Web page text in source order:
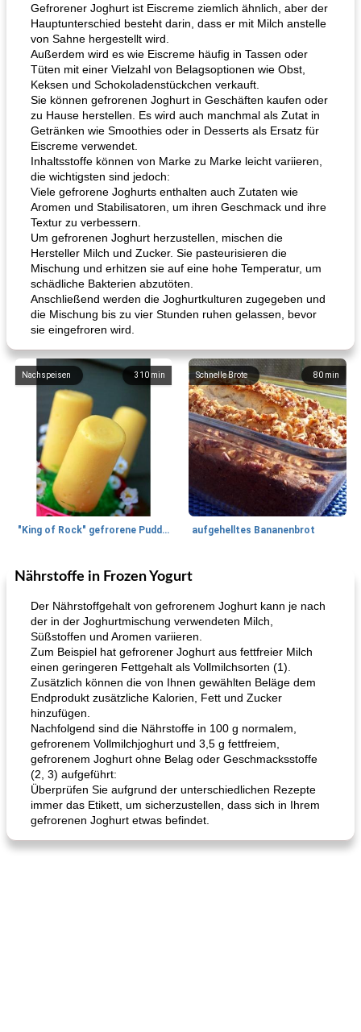
Gefrorener Joghurt ist Eiscreme ziemlich ähnlich, aber der
Hauptunterschied besteht darin, dass er mit Milch anstelle
von Sahne hergestellt wird.
Außerdem wird es wie Eiscreme häufig in Tassen oder
Tüten mit einer Vielzahl von Belagsoptionen wie Obst,
Keksen und Schokoladenstückchen verkauft.
Sie können gefrorenen Joghurt in Geschäften kaufen oder
zu Hause herstellen. Es wird auch manchmal als Zutat in
Getränken wie Smoothies oder in Desserts als Ersatz für
Eiscreme verwendet.
Inhaltsstoffe können von Marke zu Marke leicht variieren,
die wichtigsten sind jedoch:
Viele gefrorene Joghurts enthalten auch Zutaten wie
Aromen und Stabilisatoren, um ihren Geschmack und ihre
Textur zu verbessern.
Um gefrorenen Joghurt herzustellen, mischen die
Hersteller Milch und Zucker. Sie pasteurisieren die
Mischung und erhitzen sie auf eine hohe Temperatur, um
schädliche Bakterien abzutöten.
Anschließend werden die Joghurtkulturen zugegeben und
die Mischung bis zu vier Stunden ruhen gelassen, bevor
sie eingefroren wird.
310 min
Nachspeisen
"King of Rock" gefrorene Pudding Pops
80 min
Schnelle Brote
aufgehelltes Bananenbrot
27 min
Mittagessen / Snacks
Hühnchen, Süßkartoffelsuppe
Nährstoffe in Frozen Yogurt
Der Nährstoffgehalt von gefrorenem Joghurt kann je nach
der in der Joghurtmischung verwendeten Milch,
Süßstoffen und Aromen variieren.
Zum Beispiel hat gefrorener Joghurt aus fettfreier Milch
einen geringeren Fettgehalt als Vollmilchsorten (1).
Zusätzlich können die von Ihnen gewählten Beläge dem
Endprodukt zusätzliche Kalorien, Fett und Zucker
hinzufügen.
Nachfolgend sind die Nährstoffe in 100 g normalem,
gefrorenem Vollmilchjoghurt und 3,5 g fettfreiem,
gefrorenem Joghurt ohne Belag oder Geschmacksstoffe
(2, 3) aufgeführt:
Überprüfen Sie aufgrund der unterschiedlichen Rezepte
immer das Etikett, um sicherzustellen, dass sich in Ihrem
gefrorenen Joghurt etwas befindet.